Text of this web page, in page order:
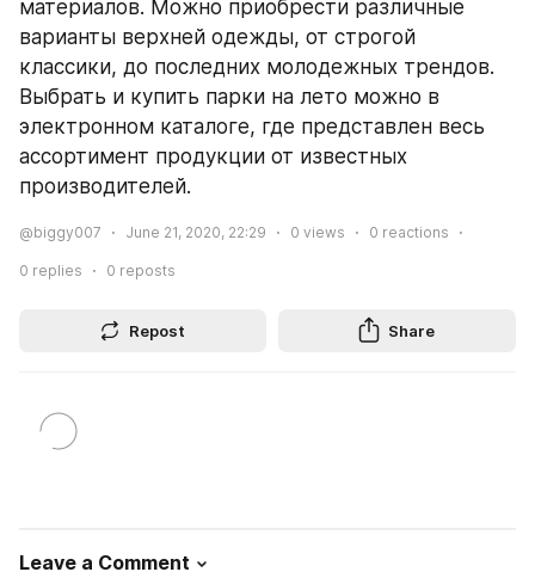
материалов. Можно приобрести различные
варианты верхней одежды, от строгой
классики, до последних молодежных трендов.
Выбрать и купить парки на лето можно в
электронном каталоге, где представлен весь
ассортимент продукции от известных
производителей.
@biggy007 June 21, 2020, 22:29 0 views 0 reactions
0 replies 0 reposts
Repost Share
Leave a Comment